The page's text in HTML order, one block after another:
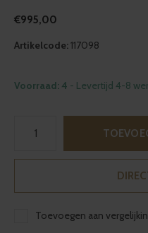
€995,00
Artikelcode:117098
Voorraad: 4 - Levertijd 4-8
Toevoegen aan